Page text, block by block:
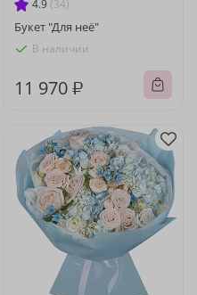
4.9 (34)
Букет "Для неё"
В наличии
11 970 ₽